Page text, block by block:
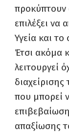
προκύπτουν
επιλέξει
Υγεία και
Έτσι ακόμα
λειτουργεί
που μπορεί
απαξίωσης